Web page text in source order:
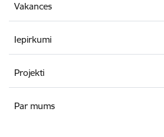
Vakances
Iepirkumi
Projekti
Par mums